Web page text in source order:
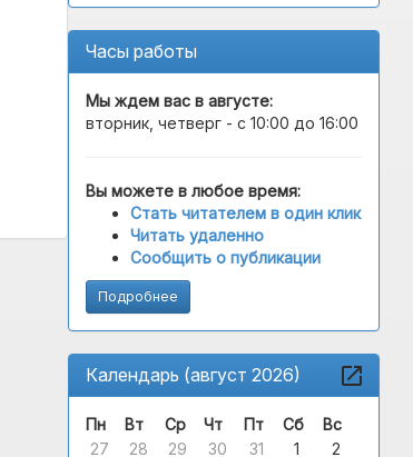
Часы работы
Мы ждем вас в августе:
вторник, четверг - с 10:00 до 16:00
Вы можете в любое время:
Стать читателем в один клик
Читать удаленно
Сообщить о публикации
Подробнее
Календарь (август 2026)
Пн Вт Ср Чт Пт Сб
Вс
27
28 29 30 31 1
2